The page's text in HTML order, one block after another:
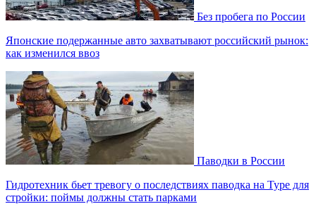
Без пробега по России
Японские подержанные авто захватывают российский рынок:
как изменился ввоз
Паводки в России
Гидротехник бьет тревогу о последствиях паводка на Туре для
стройки: поймы должны стать парками